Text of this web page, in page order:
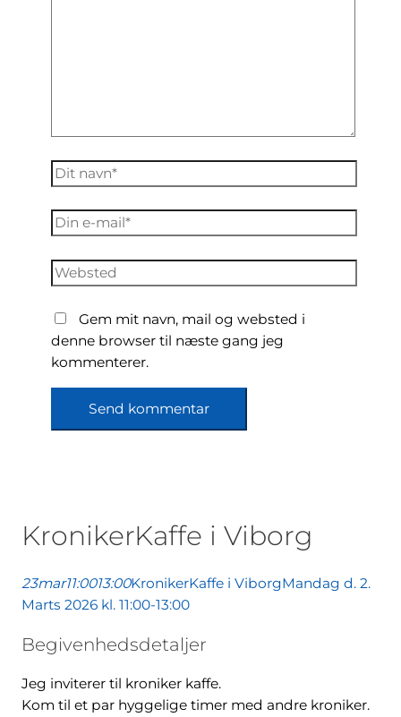
Dit
navn*
Din
e-
mail*
Websted
Gem mit navn, mail og websted i
denne browser til næste gang jeg
kommenterer.
KronikerKaffe i Viborg
23mar11:0013:00KronikerKaffe i ViborgMandag d. 2.
Marts 2026 kl. 11:00-13:00
Begivenhedsdetaljer
Jeg inviterer til kroniker kaffe.
Kom til et par hyggelige timer med andre kroniker.